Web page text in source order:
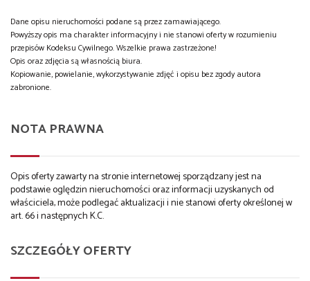
Dane opisu nieruchomości podane są przez zamawiającego.
Powyższy opis ma charakter informacyjny i nie stanowi oferty w rozumieniu
przepisów Kodeksu Cywilnego. Wszelkie prawa zastrzeżone!
Opis oraz zdjęcia są własnością biura.
Kopiowanie, powielanie, wykorzystywanie zdjęć i opisu bez zgody autora
zabronione.
NOTA PRAWNA
Opis oferty zawarty na stronie internetowej sporządzany jest na
podstawie oględzin nieruchomości oraz informacji uzyskanych od
właściciela, może podlegać aktualizacji i nie stanowi oferty określonej w
art. 66 i następnych K.C.
SZCZEGÓŁY OFERTY